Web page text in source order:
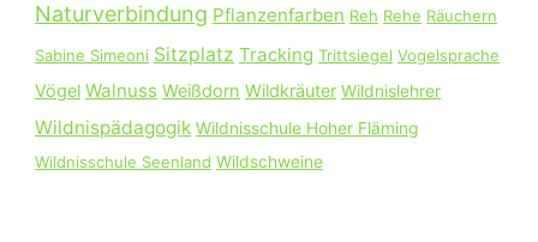
Naturverbindung Pflanzenfarben Reh Rehe Räuchern
Sabine Simeoni Sitzplatz Tracking Trittsiegel Vogelsprache
Vögel Walnuss Weißdorn Wildkräuter Wildnislehrer
Wildnispädagogik Wildnisschule Hoher Fläming
Wildnisschule Seenland Wildschweine